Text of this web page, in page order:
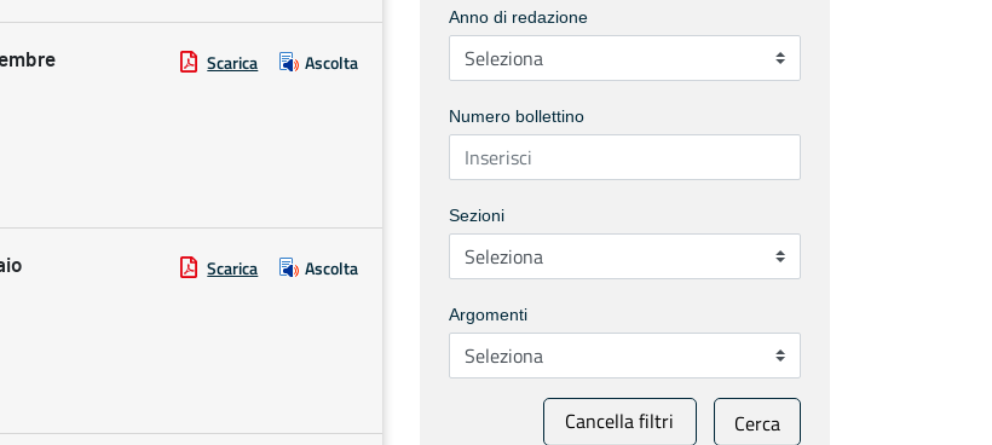
Scarica Ascolta
Scarica Ascolta
Anno di redazione
Numero bollettino
Sezioni
Argomenti
Cancella filtri Cerca